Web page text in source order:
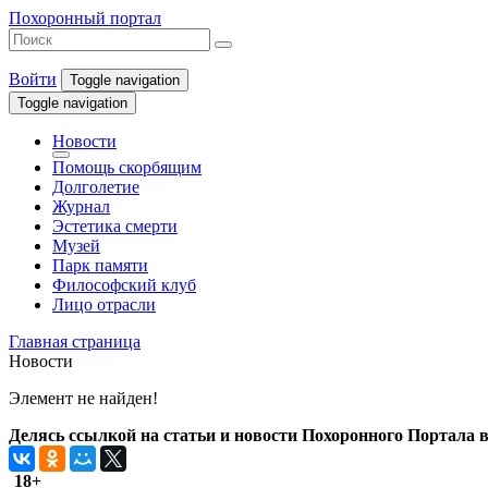
Похоронный портал
Войти
Toggle navigation
Toggle navigation
Новости
Помощь скорбящим
Долголетие
Журнал
Эстетика смерти
Музей
Парк памяти
Философский клуб
Лицо отрасли
Главная страница
Новости
Элемент не найден!
Делясь ссылкой на статьи и новости Похоронного Портала
18+